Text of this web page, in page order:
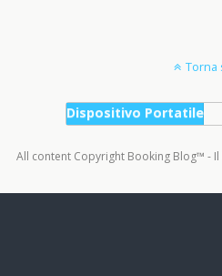
Torna
Dispositivo Portatile
All content Copyright Booking Blog™ -